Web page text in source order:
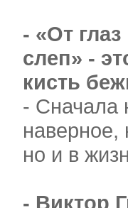
- «От
слеп» -
кисть
- Сначала
наверное,
но и в
- Виктор